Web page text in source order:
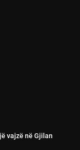
vajzë në Gjilan